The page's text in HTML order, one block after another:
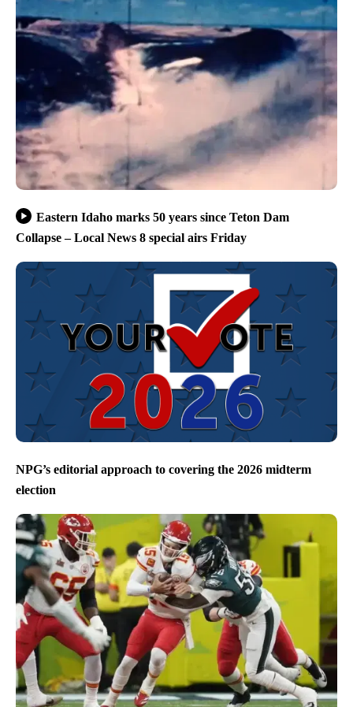
Eastern Idaho marks 50 years since Teton Dam
Collapse – Local News 8 special airs Friday
NPG’s editorial approach to covering the 2026 midterm
election